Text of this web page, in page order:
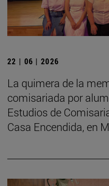
22 | 06 | 2026
La quimera de la
comisariada por
Estudios de
Casa Encendida, en